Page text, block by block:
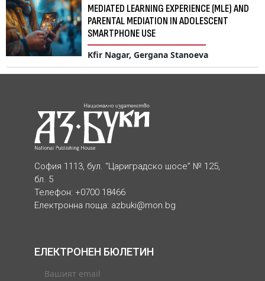
MEDIATED LEARNING EXPERIENCE (MLE) AND
PARENTAL MEDIATION IN ADOLESCENT
SMARTPHONE USE
Kfir Nagar, Gergana Stanoeva
София 1113, бул. “Цариградско шосе” № 125,
бл. 5
Телефон: +0700 18466
Електронна поща: azbuki@mon.bg
ЕЛЕКТРОНЕН БЮЛЕТИН